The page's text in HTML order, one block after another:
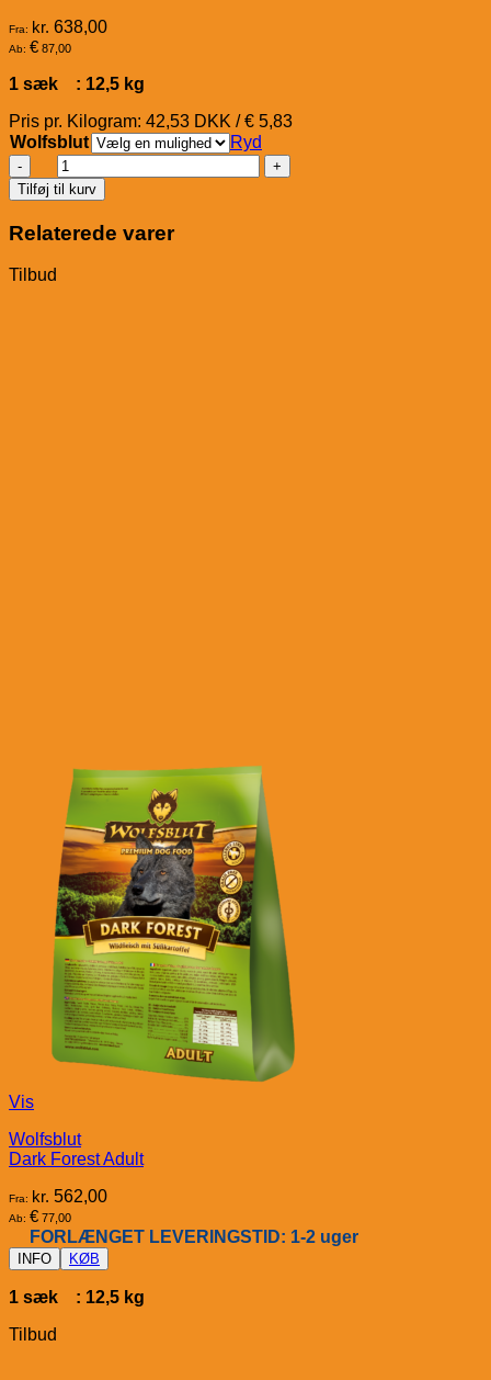
Fra: kr. 638,00
Ab: € 87,00
1 sæk : 12,5 kg
Pris pr. Kilogram: 42,53 DKK / € 5,83
Wolfsblut
Ryd
Wolfsblut
Wild
Boar
Adult
antal
Tilføj til kurv
Relaterede varer
Tilbud
Vis
Wolfsblut
Dark Forest Adult
Fra: kr. 562,00
Ab: € 77,00
FORLÆNGET LEVERINGSTID: 1-2 uger
INFO KØB
1 sæk : 12,5 kg
Tilbud